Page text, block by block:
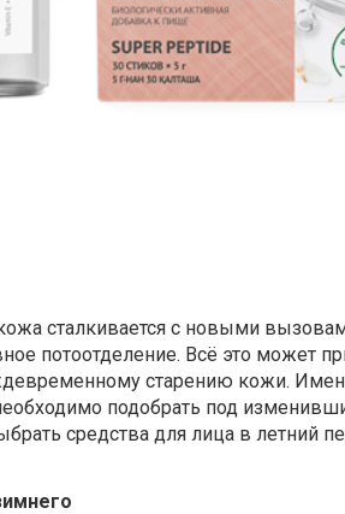
сталкивается с новыми
потоотделение. Всё это может
старению кожи.
подобрать под
средства для лица в летний